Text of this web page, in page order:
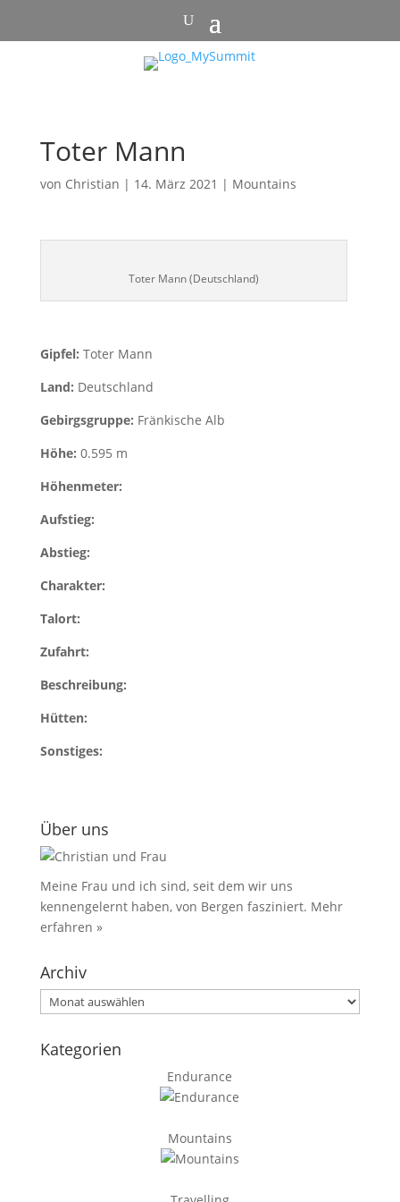
Toter Mann
von Christian | 14. März 2021 | Mountains
Toter Mann (Deutschland)
Gipfel: Toter Mann
Land: Deutschland
Gebirgsgruppe: Fränkische Alb
Höhe: 0.595 m
Höhenmeter:
Aufstieg:
Abstieg:
Charakter:
Talort:
Zufahrt:
Beschreibung:
Hütten:
Sonstiges:
Über uns
Meine Frau und ich sind, seit dem wir uns
kennengelernt haben, von Bergen fasziniert. Mehr
erfahren »
Archiv
Archiv
Kategorien
Endurance
Mountains